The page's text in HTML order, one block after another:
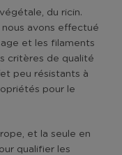
du ricin.
nous avons effectué
et les filaments
critères de qualité
peu résistants à
pour le
et la seule en
qualifier les